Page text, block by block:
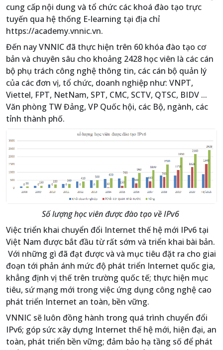
cung cấp nội dung và tổ chức các khoá đào tạo trực
tuyến qua hệ thống E-learning tại địa chỉ
https://academy.vnnic.vn.
Đến nay VNNIC đã thực hiện trên 60 khóa đào tạo cơ
bản và chuyên sâu cho khoảng 2428 học viên là các cán
bộ phụ trách công nghệ thông tin, các cán bộ quản lý
của các đơn vị, tổ chức, doanh nghiệp như: VNPT,
Viettel, FPT, NetNam, SPT, CMC, SCTV, QTSC, BIDV ...
Văn phòng TW Đảng, VP Quốc hội, các Bộ, ngành, các
tỉnh thành phố.
Số lượng học viên được đào tạo về IPv6
Việc triển khai chuyển đổi Internet thế hệ mới IPv6 tại
Việt Nam được bắt đầu từ rất sớm và triển khai bài bản.
Với những gì đã đạt được và và mục tiêu đặt ra cho giai
đoạn tới phản ánh mức độ phát triển Internet quốc gia,
khẳng định vị thế trên trường quốc tế; thực hiện mục
tiêu, sứ mạng mới trong việc ứng dụng công nghệ cao
phát triển Internet an toàn, bền vững.
VNNIC sẽ luôn đồng hành trong quá trình chuyển đổi
IPv6; góp sức xây dựng Internet thế hệ mới, hiện đại, an
toàn, phát triển bền vững; đảm bảo hạ tầng số để phát